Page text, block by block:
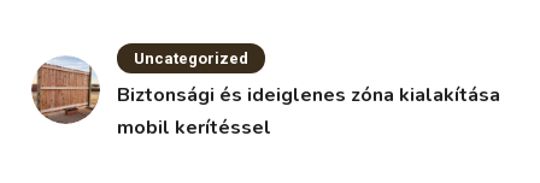
Uncategorized
Biztonsági és ideiglenes zóna kialakítása
mobil kerítéssel